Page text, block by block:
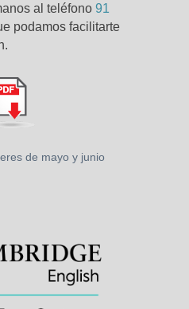
al teléfono 91
podamos facilitarte
de mayo y junio